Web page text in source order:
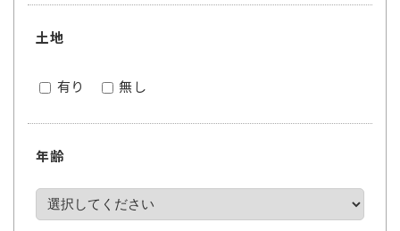
土地
有り 無し
年齢